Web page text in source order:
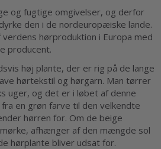
og fugtige omgivelser, og derfor
den i de nordeuropæiske lande.
hørproduktion i Europa med
producent.
høj plante, der er rig på de lange
hørtekstil og hørgarn. Man tørrer
uger, og det er i løbet af denne
en grøn farve til den velkendte
hørren for. Om de beige
afhænger af den mængde sol
hørplante bliver udsat for.